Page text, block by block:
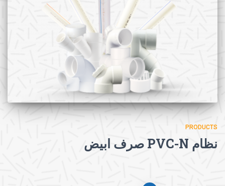
PRODUCTS
نظام PVC-N صرف ابيض